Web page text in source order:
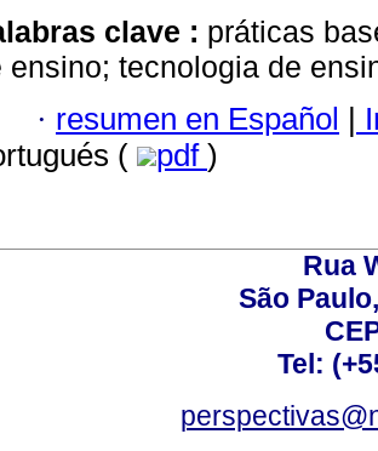
clave : práticas
ensino; tecnologia de
· resumen en Español |
(
pdf )
Rua
São
Tel: